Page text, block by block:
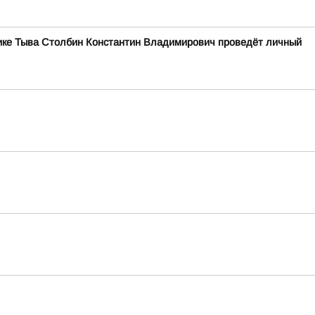
Тыва Столбин Константин Владимирович проведёт личный